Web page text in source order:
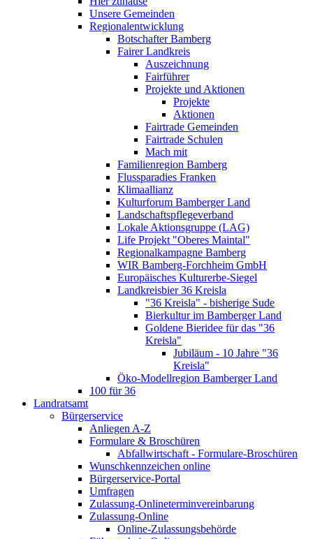
Unsere Gemeinden
Regionalentwicklung
Botschafter Bamberg
Fairer Landkreis
Auszeichnung
Fairführer
Projekte und Aktionen
Projekte
Aktionen
Fairtrade Gemeinden
Fairtrade Schulen
Mach mit
Familienregion Bamberg
Flussparadies Franken
Klimaallianz
Kulturforum Bamberger Land
Landschaftspflegeverband
Lokale Aktionsgruppe (LAG)
Life Projekt "Oberes Maintal"
Regionalkampagne Bamberg
WIR Bamberg-Forchheim GmbH
Europäisches Kulturerbe-Siegel
Landkreisbier 36 Kreisla
"36 Kreisla" - bisherige Sude
Bierkultur im Bamberger Land
Goldene Bieridee für das "36
Kreisla"
Jubiläum - 10 Jahre "36
Kreisla"
Öko-Modellregion Bamberger Land
100 für 36
Landratsamt
Bürgerservice
Anliegen A-Z
Formulare & Broschüren
Abfallwirtschaft - Formulare-Broschüren
Wunschkennzeichen online
Bürgerservice-Portal
Umfragen
Zulassung-Onlineterminvereinbarung
Zulassung-Online
Online-Zulassungsbehörde